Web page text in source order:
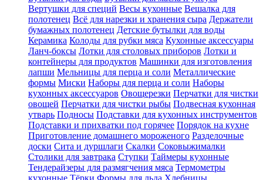
Вертушки для специй Весы кухонные Вешалка для
полотенец Всё для нарезки и хранения сыра Держатели
бумажных полотенец Детские бутылки для воды
Керамика Колоды для рубки мяса Кухонные аксессуары
Ланч-боксы Лотки для столовых приборов Лотки и
контейнеры для продуктов Машинки для изготовления
лапши Мельницы для перца и соли Металлические
формы Миски Наборы для перца и соли Наборы
кухонных аксессуаров Овощерезки Перчатки для чистки
овощей Перчатки для чистки рыбы Подвесная кухонная
утварь Подносы Подставки для кухонных инструментов
Подставки и прихватки под горячее Порядок на кухне
Приготовление домашнего мороженого Разделочные
доски Сита и дуршлаги Скалки Соковыжималки
Столики для завтрака Ступки Таймеры кухонные
Тендерайзеры для размягчения мяса Термометры
кухонные Тёрки Формы для льда Хлебницы